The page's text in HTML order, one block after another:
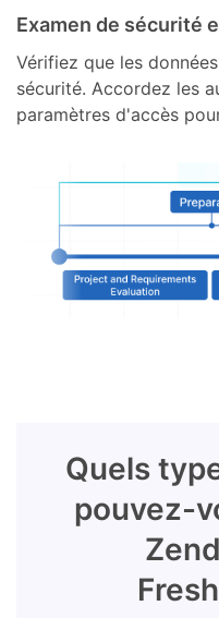
Examen de sécurité
Vérifiez que les
sécurité. Accordez les
paramètres d'accès
Quels
pouvez-